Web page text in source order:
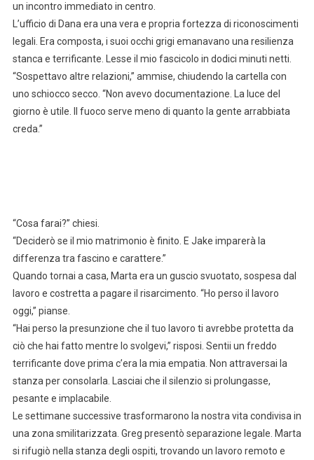
un incontro immediato in centro.
L’ufficio di Dana era una vera e propria fortezza di riconoscimenti
legali. Era composta, i suoi occhi grigi emanavano una resilienza
stanca e terrificante. Lesse il mio fascicolo in dodici minuti netti.
“Sospettavo altre relazioni,” ammise, chiudendo la cartella con
uno schiocco secco. “Non avevo documentazione. La luce del
giorno è utile. Il fuoco serve meno di quanto la gente arrabbiata
creda.”
“Cosa farai?” chiesi.
“Deciderò se il mio matrimonio è finito. E Jake imparerà la
differenza tra fascino e carattere.”
Quando tornai a casa, Marta era un guscio svuotato, sospesa dal
lavoro e costretta a pagare il risarcimento. “Ho perso il lavoro
oggi,” pianse.
“Hai perso la presunzione che il tuo lavoro ti avrebbe protetta da
ciò che hai fatto mentre lo svolgevi,” risposi. Sentii un freddo
terrificante dove prima c’era la mia empatia. Non attraversai la
stanza per consolarla. Lasciai che il silenzio si prolungasse,
pesante e implacabile.
Le settimane successive trasformarono la nostra vita condivisa in
una zona smilitarizzata. Greg presentò separazione legale. Marta
si rifugiò nella stanza degli ospiti, trovando un lavoro remoto e